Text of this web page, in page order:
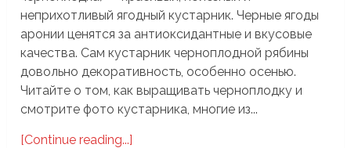
неприхотливый ягодный кустарник. Черные ягоды
аронии ценятся за антиоксидантные и вкусовые
качества. Сам кустарник черноплодной рябины
довольно декоративность, особенно осенью.
Читайте о том, как выращивать черноплодку и
смотрите фото кустарника, многие из...
[Continue reading...]